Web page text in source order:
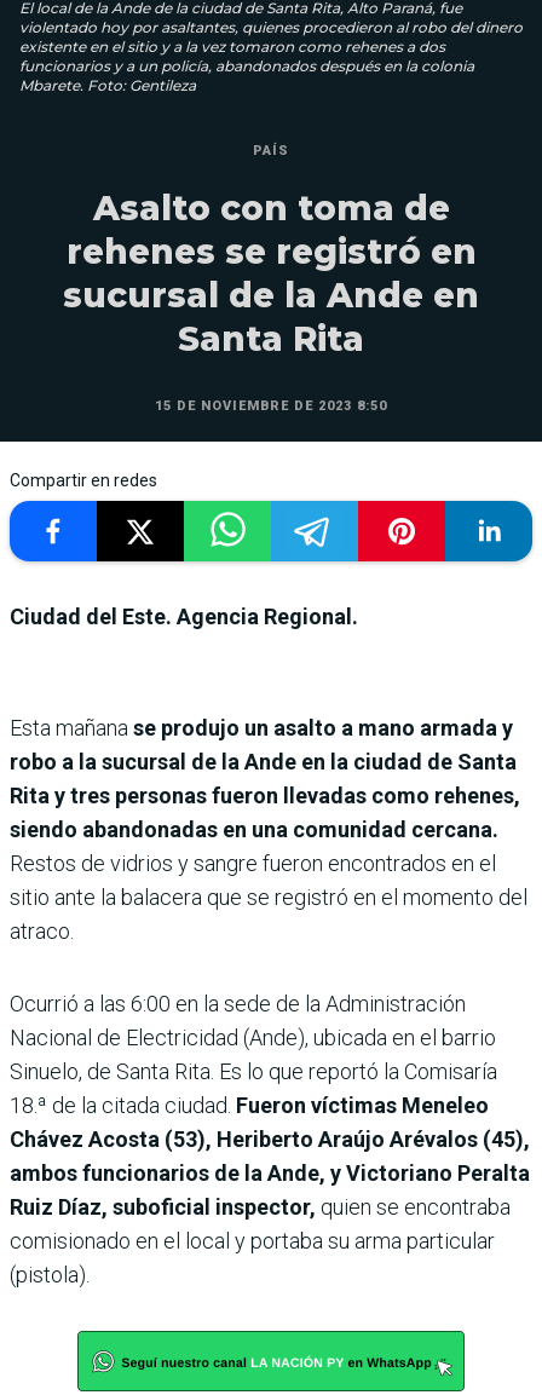
El local de la Ande de la ciudad de Santa Rita, Alto Paraná, fue
violentado hoy por asaltantes, quienes procedieron al robo del dinero
existente en el sitio y a la vez tomaron como rehenes a dos
funcionarios y a un policía, abandonados después en la colonia
Mbarete. Foto: Gentileza
PAÍS
Asalto con toma de
rehenes se registró en
sucursal de la Ande en
Santa Rita
15 DE NOVIEMBRE DE 2023 8:50
Compartir en redes
Ciudad del Este. Agencia Regional.
Esta mañanase produjo un asalto a mano armada y
robo a la sucursal de la Ande en la ciudad de Santa
Rita y tres personas fueron llevadas como rehenes,
siendo abandonadas en una comunidad cercana.
Restos de vidrios y sangre fueron encontrados en el
sitio ante la balacera que se registró en el momento del
atraco.
Ocurrió a las 6:00 en la sede de la Administración
Nacional de Electricidad (Ande), ubicada en el barrio
Sinuelo, de Santa Rita. Es lo que reportó la Comisaría
18.ª de la citada ciudad. Fueron víctimas Meneleo
Chávez Acosta (53), Heriberto Araújo Arévalos (45),
ambos funcionarios de la Ande, y Victoriano Peralta
Ruiz Díaz, suboficial inspector, quien se encontraba
comisionado en el local y portaba su arma particular
(pistola).